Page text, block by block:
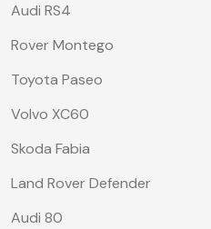
Audi RS4
Rover Montego
Toyota Paseo
Volvo XC60
Skoda Fabia
Land Rover Defender
Audi 80